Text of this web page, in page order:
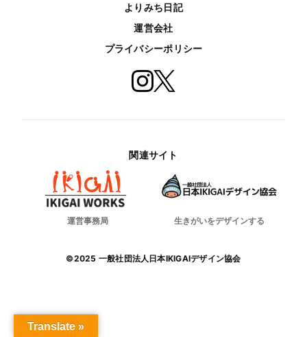
よりみち日記
運営会社
プライバシーポリシー
関連サイト
運営事務局 生きがいをデザインする
©2025 一般社団法人日本IKIGAIデザイン協会
Translate »